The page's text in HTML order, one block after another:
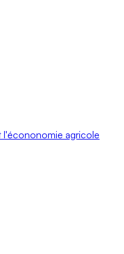
l'écononomie agricole